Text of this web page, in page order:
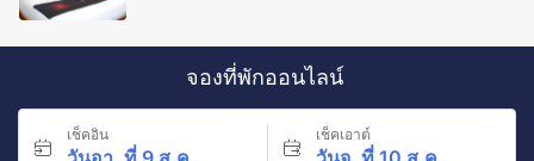
จองที่พักออนไลน์
เช็คอิน เช็คเอาต์